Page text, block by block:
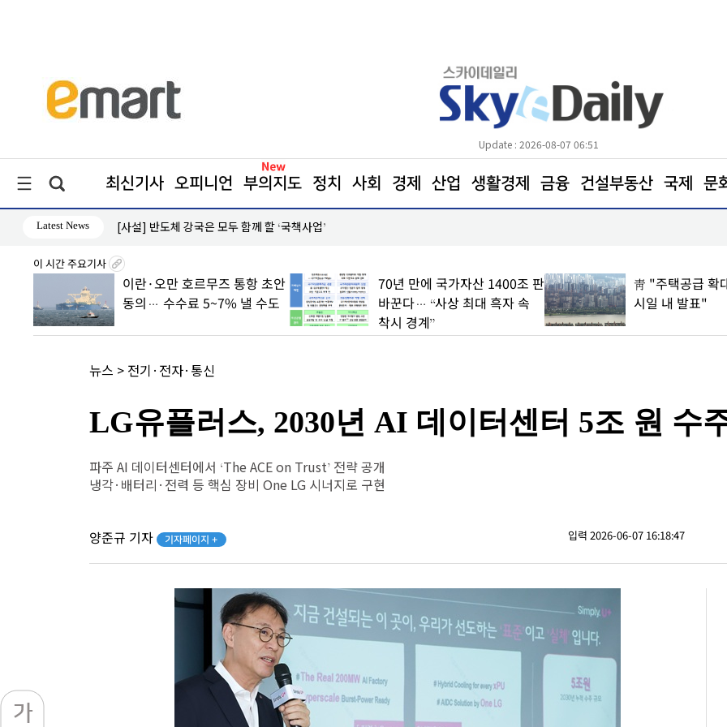
Update : 2026-08-07 06:51
최신기사 오피니언 부의지도 정치 사회 경제 산업 생활경제 금융 건설부동산 국제 문
Latest News [사설] 반도체 강국은 모두 함께 할 ‘국책사업’
이 시간 주요기사
이란·오만 호르무즈 통항 초안
동의… 수수료 5~7% 낼 수도
70년 만에 국가자산 1400조 판
바꾼다… “사상 최대 흑자 속
착시 경계”
靑 "주택공급 확
시일 내 발표"
뉴스 > 전기·전자·통신
LG유플러스, 2030년 AI 데이터센터 5조 원 수
파주 AI 데이터센터에서 ‘The ACE on Trust’ 전략 공개
냉각·배터리·전력 등 핵심 장비 One LG 시너지로 구현
양준규 기자 기자페이지 + 입력 2026-06-07 16:18:47